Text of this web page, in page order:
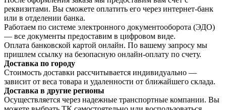
реквизитами. Вы сможете оплатить его через интернет-банк
или в отделении банка.
Работаем по системе электронного документооборота (ЭДО)
— все документы предоставим в цифровом виде.
Оплата банковской картой онлайн. По вашему запросу мы
пришлем ссылку на безопасную онлайн-оплату по счету.
Доставка по городу
Стоимость доставки рассчитывается индивидуально —
зависит от веса товара и удаленности от ближайшего склада.
Доставка в другие регионы
Осуществляется через надежные транспортные компании. Вы